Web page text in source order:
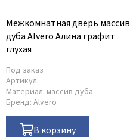
Межкомнатная дверь массив
дуба Alvero Алина графит
глухая
Под заказ
Артикул:
Материал: массив дуба
Бренд: Alvero
В корзину